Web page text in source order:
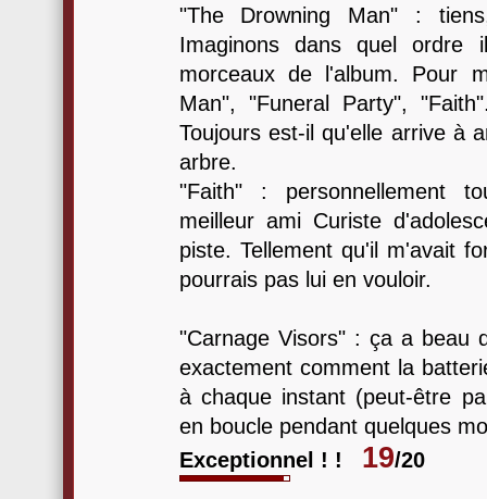
"The Drowning Man" :
Imaginons dans quel
morceaux de l'album. Pour
Man", "Funeral Party",
Toujours est-il qu'elle arrive à
arbre.
"Faith" : personnellement
meilleur ami Curiste
piste. Tellement qu'il m'avait
pourrais pas lui en vouloir.
"Carnage Visors" : ça a beau
exactement comment la
à chaque instant (peut-être
en boucle pendant quelques
Exceptionnel ! !
19/20